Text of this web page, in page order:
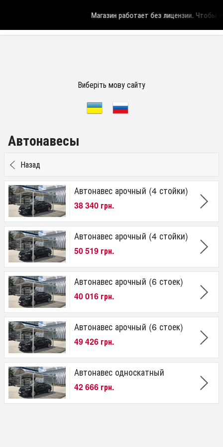
Магазин работает без лицензии.Чтобы
Виберіть мову сайту
Автонавесы
Назад
Автонавес арочный (4 стойки)
38 340 грн.
Автонавес арочный (4 стойки)
50 519 грн.
Автонавес арочный (6 стоек)
40 016 грн.
Автонавес арочный (6 стоек)
49 426 грн.
Автонавес односкатный
42 666 грн.